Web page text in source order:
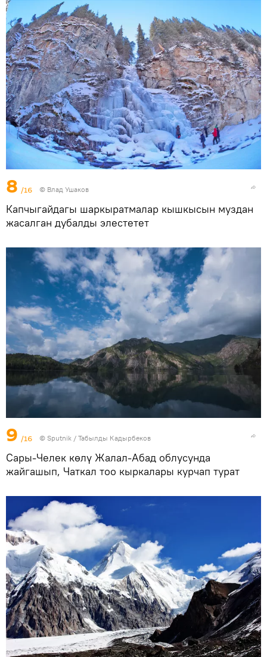
8 /16 © Влад Ушаков
Капчыгайдагы шаркыратмалар кышкысын муздан
жасалган дубалды элестетет
9 /16 © Sputnik / Табылды Кадырбеков
Сары-Челек көлү Жалал-Абад облусунда
жайгашып, Чаткал тоо кыркалары курчап турат